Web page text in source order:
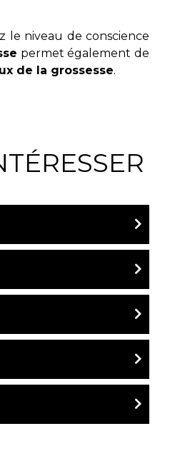
le niveau de conscience
permet également de
de la grossesse.